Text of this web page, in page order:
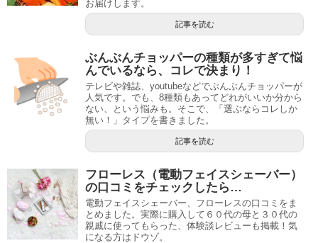
お届けします。
記事を読む
ぶんぶんチョッパーの種類が多すぎて悩
んでいるなら、コレで決まり！
テレビや雑誌、youtubeなどでぶんぶんチョッパーが
人気です。でも、8種類もあってどれがいいか分から
ない、という悩みも。そこで、「選ぶならコレしか
無い！」タイプを書きました。
記事を読む
フローレス（電動フェイスシェーバー）
の口コミをチェックしたら…
電動フェイスシェーバー、フローレスの口コミをま
とめました。実際に購入して６０代の母と３０代の
親戚に使ってもらった、体験談レビューも掲載！気
になる方はドウゾ。